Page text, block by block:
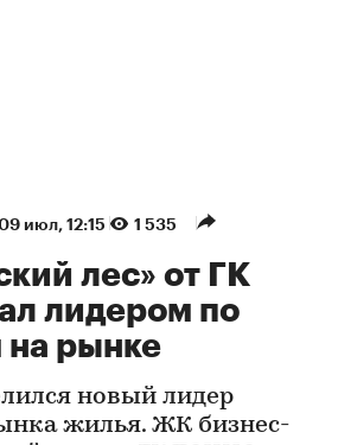
июл, 12:15 1 535
лес» от ГК
лидером по
рынке
новый лидер
жилья. ЖК бизнес-